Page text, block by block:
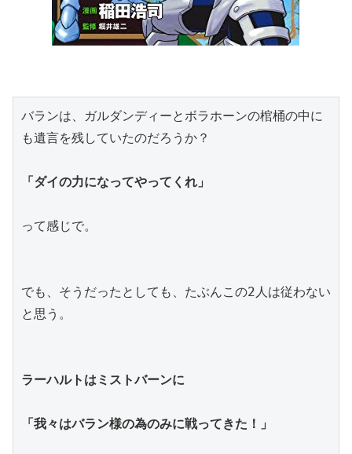
バランは、ガルダンディーとボラホーンの棺桶の中に
も遺言を残していたのだろうか？
「ダイの力になってやってくれ」
って感じで。
でも、そうだったとしても、たぶんこの2人は従わない
と思う。
ラーハルトはミストバーンに
「我々はバラン様の為のみに戦ってきた！」